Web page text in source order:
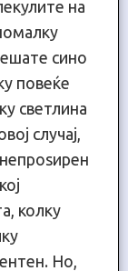
на
сино
повеќе
светлина
случај,
колку
Но,